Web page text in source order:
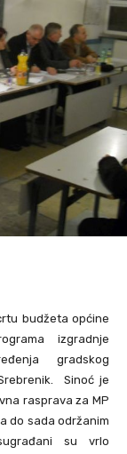
budžeta općine
izgradnje
gradskog
Sinoć je
rasprava za MP
do sada održanim
su vrlo